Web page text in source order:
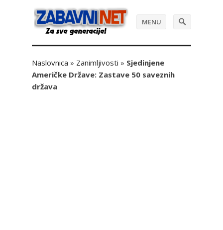
MENU
Naslovnica » Zanimljivosti » Sjedinjene
Američke Države: Zastave 50 saveznih
država